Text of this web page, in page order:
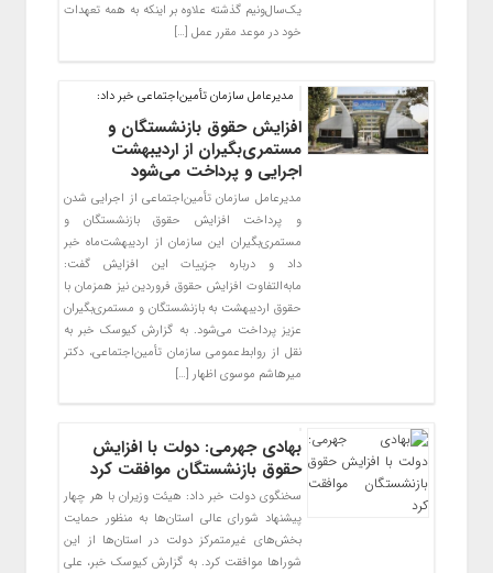
یک‌سال‌ونیم گذشته علاوه بر اینکه به همه تعهدات
خود در موعد مقرر عمل […]
مدیرعامل سازمان تأمین‌اجتماعی خبر داد:
افزایش حقوق بازنشستگان و
مستمری‌بگیران از اردیبهشت
اجرایی و پرداخت می‌شود
مدیرعامل سازمان تأمین‌اجتماعی از اجرایی شدن
و پرداخت افزایش حقوق بازنشستگان و
مستمری‌بگیران این سازمان از اردیبهشت‌ماه خبر
داد و درباره جزییات این افزایش گفت:
مابه‌التفاوت افزایش حقوق فروردین نیز همزمان با
حقوق اردیبهشت به بازنشستگان و مستمری‌بگیران
عزیز پرداخت می‌شود. به گزارش کیوسک خبر به
نقل از روابط‌عمومی سازمان تأمین‌اجتماعی، دکتر
میرهاشم موسوی اظهار […]
بهادی جهرمی: دولت با افزایش
حقوق بازنشستگان موافقت کرد
سخنگوی دولت خبر داد: هیئت وزیران با هر چهار
پیشنهاد شورای عالی استان‌ها به منظور حمایت
بخش‌های غیرمتمرکز دولت در استان‌ها از این
شوراها موافقت کرد. به گزارش کیوسک خبر، علی